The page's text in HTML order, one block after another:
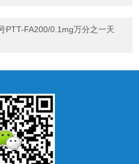
PTT-FA200/0.1mg万分之一天